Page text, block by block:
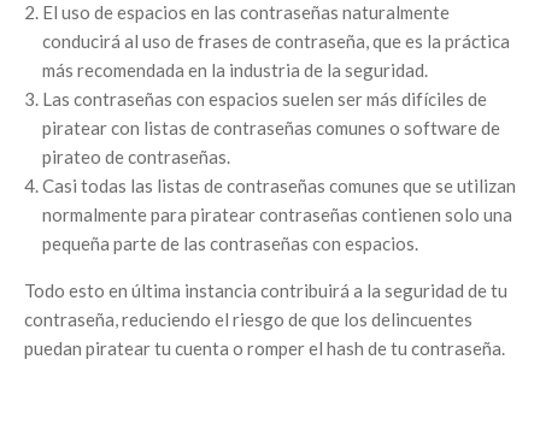
El uso de espacios en las contraseñas naturalmente
conducirá al uso de frases de contraseña, que es la práctica
más recomendada en la industria de la seguridad.
Las contraseñas con espacios suelen ser más difíciles de
piratear con listas de contraseñas comunes o software de
pirateo de contraseñas.
Casi todas las listas de contraseñas comunes que se utilizan
normalmente para piratear contraseñas contienen solo una
pequeña parte de las contraseñas con espacios.
Todo esto en última instancia contribuirá a la seguridad de tu
contraseña, reduciendo el riesgo de que los delincuentes
puedan piratear tu cuenta o romper el hash de tu contraseña.